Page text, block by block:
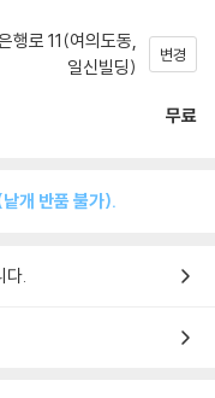
행로 11(여의도동,
일신빌딩)
변경
무료
개 반품 불가).
다.